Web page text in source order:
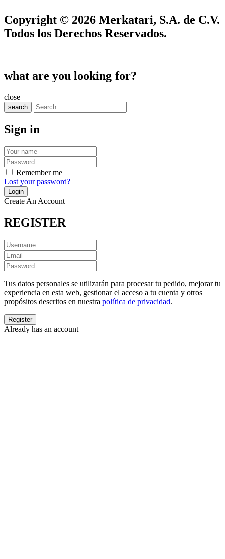
Copyright © 2026 Merkatari, S.A. de C.V.
Todos los Derechos Reservados.
what are you looking for?
close
search
Sign in
Remember me
Lost your password?
Create An Account
REGISTER
Tus datos personales se utilizarán para procesar tu pedido, mejorar tu
experiencia en esta web, gestionar el acceso a tu cuenta y otros
propósitos descritos en nuestra política de privacidad.
Already has an account